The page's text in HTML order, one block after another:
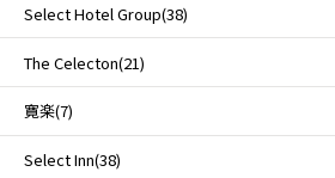
Select Hotel Group(38)
The Celecton(21)
寛楽(7)
Select Inn(38)